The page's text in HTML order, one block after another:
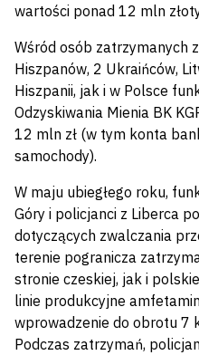
wartości ponad 12 mln
Wśród osób zatrzymanych
Hiszpanów, 2 Ukraińców,
Hiszpanii, jak i w Polsce
Odzyskiwania Mienia BK
12 mln zł (w tym konta
samochody).
W maju ubiegłego roku,
Góry i policjanci z Liberca
dotyczących zwalczania
terenie pogranicza
stronie czeskiej, jak i
linie produkcyjne
wprowadzenie do obrotu 7
Podczas zatrzymań,